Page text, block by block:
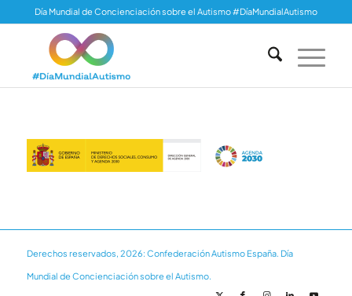
Día Mundial de Concienciación sobre el Autismo #DíaMundialAutismo
Derechos reservados, 2026: Confederación Autismo España. Día
Mundial de Concienciación sobre el Autismo.